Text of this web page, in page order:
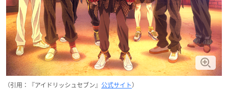
（引用：『アイドリッシュセブン』 公式サイト）